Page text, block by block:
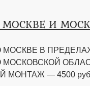
И
В
МОНТАЖ — 4500